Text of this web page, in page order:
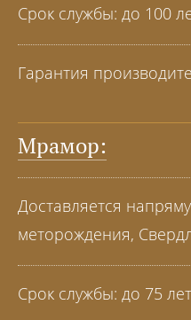
Срок службы: до 100
Гарантия
Мрамор:
Доставляется
меторождения,
Срок службы: до 75 лет